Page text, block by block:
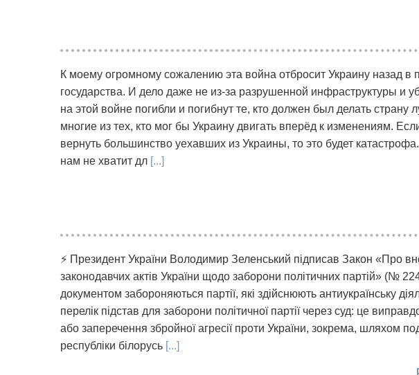
К моему огромному сожалению эта война отбросит Украину назад в
государства. И дело даже не из-за разрушенной инфраструктуры и
на этой войне погибли и погибнут те, кто должен был делать страну
многие из тех, кто мог бы Украину двигать вперёд к изменениям.
вернуть большинство уехавших из Украины, то это будет
нам не хватит дл [...]
⚡ Президент України Володимир Зеленський підписав Закон «Про
законодавчих актів України щодо заборони політичних партій» (№
документом забороняються партії, які здійснюють антиукраїнську
перелік підстав для заборони політичної партії через суд: це
або заперечення збройної агресії проти України, зокрема, шляхом
республіки білорусь [...]